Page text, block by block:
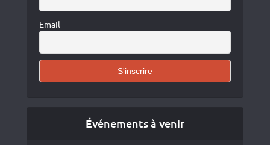
Email
Événements à venir